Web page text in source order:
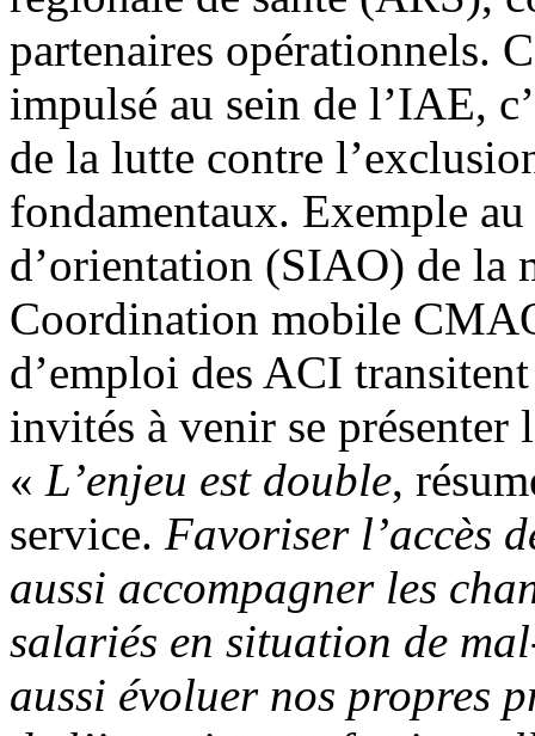
partenaires opérationnels.
impulsé au sein de l’IAE,
de la lutte contre
fondamentaux. Exemple
d’orientation (SIAO) de la
Coordination mobile
d’emploi des ACI
invités à venir se présenter
« L’enjeu est double,
service. Favoriser l’accès
aussi accompagner les
salariés en situation de
aussi évoluer nos propres